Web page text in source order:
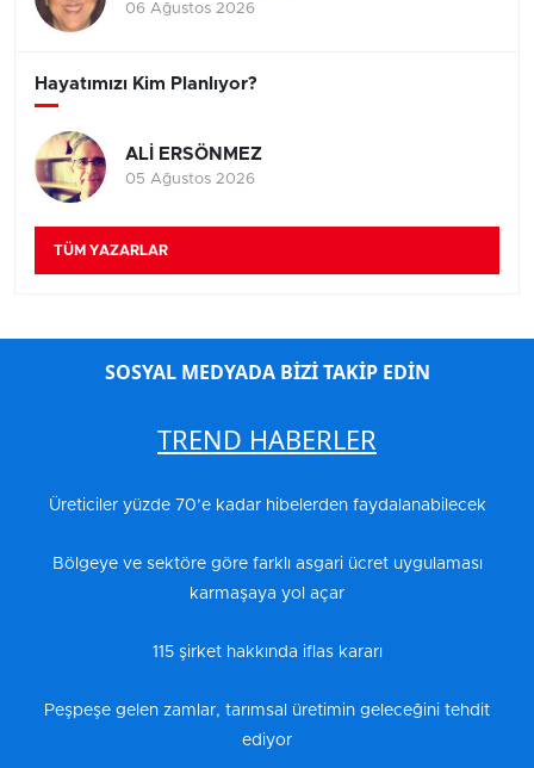
06 Ağustos 2026
Hayatımızı Kim Planlıyor?
ALİ ERSÖNMEZ
05 Ağustos 2026
TÜM YAZARLAR
SOSYAL MEDYADA BİZİ TAKİP EDİN
TREND HABERLER
Üreticiler yüzde 70’e kadar hibelerden faydalanabilecek
Bölgeye ve sektöre göre farklı asgari ücret uygulaması
karmaşaya yol açar
115 şirket hakkında iflas kararı
Peşpeşe gelen zamlar, tarımsal üretimin geleceğini tehdit
ediyor